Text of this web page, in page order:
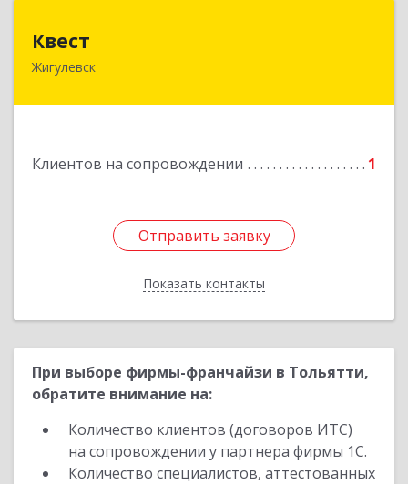
Квест
Жигулевск
Клиентов на сопровождении 1
Отправить заявку
Показать контакты
445350, Самарская обл., Жигулевск, ул.Пушкина,
Отправить заявку
Назад
При выборе фирмы-франчайзи в Тольятти,
обратите внимание на:
Количество клиентов (договоров ИТС)
на сопровождении у партнера фирмы 1С.
Количество специалистов, аттестованных